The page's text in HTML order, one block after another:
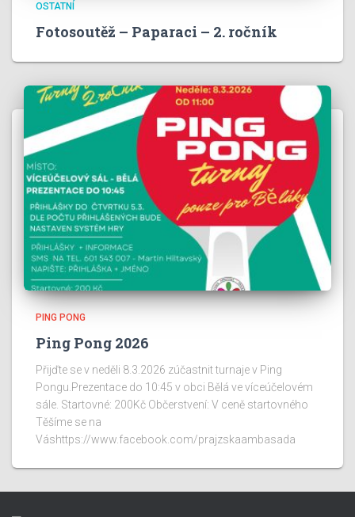
OSTATNÍ
Fotosoutěž – Paparaci – 2. ročník
PING PONG
Ping Pong 2026
Přijďte se v neděli 8.3.2026 zúčastnit turnaje v Ping
Pongu.Prezentace do 10:45 v obci Bělá ve víceúčelovém
sále. Startovné: 200Kč Občerstvení: V ceně startovného
Těšíme se na
Váshttps://www.facebook.com/prajzskaambasada